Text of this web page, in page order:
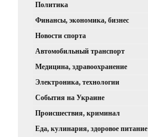
Политика
Финансы, экономика, бизнес
Новости спорта
Автомобильный транспорт
Медицина, здравоохранение
Электроника, технологии
События на Украине
Происшествия, криминал
Еда, кулинария, здоровое питание